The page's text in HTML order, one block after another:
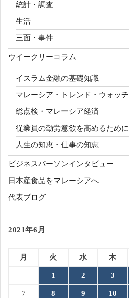
統計・調査
生活
三面・事件
ウイークリーコラム
イスラム金融の基礎知識
マレーシア・トレンド・ウォッチ
総点検・マレーシア経済
従業員の勤労意欲を高めるために
人生の知恵・仕事の知恵
ビジネスパーソンインタビュー
日本産食品をマレーシアへ
代表ブログ
2021年6月
月 火 水 木
1 2 3
7 8 9 10